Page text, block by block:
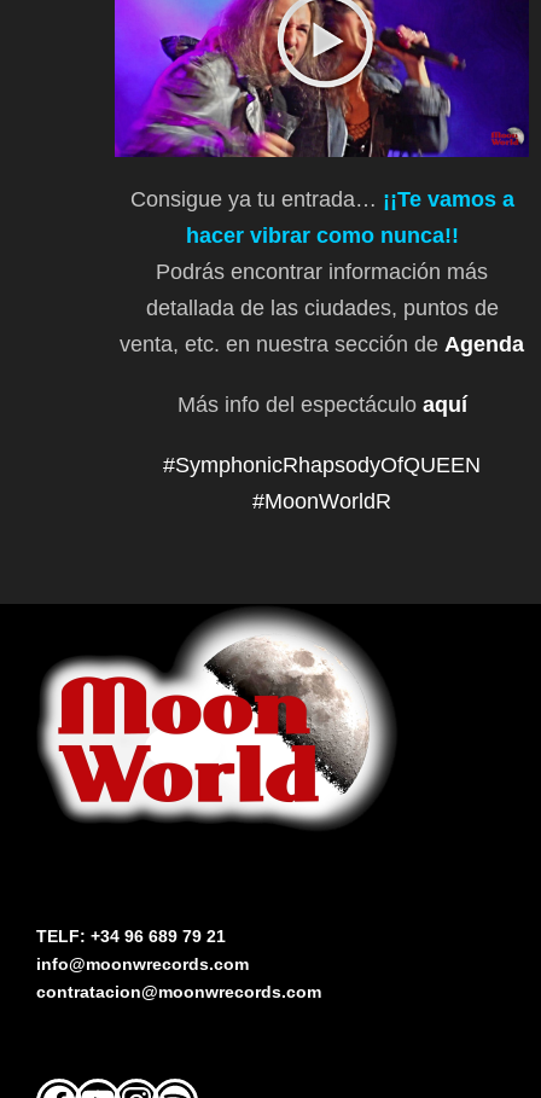
Consigue ya tu entrada… ¡¡Te vamos a
hacer vibrar como nunca!!
Podrás encontrar información más
detallada de las ciudades, puntos de
venta, etc. en nuestra sección de Agenda
Más info del espectáculo aquí
#SymphonicRhapsodyOfQUEEN
#MoonWorldR
TELF: +34 96 689 79 21
info@moonwrecords.com
contratacion@moonwrecords.com
Facebook
YouTubeInstagram
Spotify